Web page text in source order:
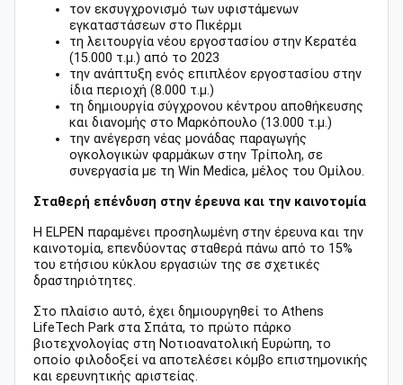
τον εκσυγχρονισμό των υφιστάμενων
εγκαταστάσεων στο Πικέρμι
τη λειτουργία νέου εργοστασίου στην Κερατέα
(15.000 τ.μ.) από το 2023
την ανάπτυξη ενός επιπλέον εργοστασίου στην
ίδια περιοχή (8.000 τ.μ.)
τη δημιουργία σύγχρονου κέντρου αποθήκευσης
και διανομής στο Μαρκόπουλο (13.000 τ.μ.)
την ανέγερση νέας μονάδας παραγωγής
ογκολογικών φαρμάκων στην Τρίπολη, σε
συνεργασία με τη Win Medica, μέλος του Ομίλου.
Σταθερή επένδυση στην έρευνα και την καινοτομία
Η ELPEN παραμένει προσηλωμένη στην έρευνα και την
καινοτομία, επενδύοντας σταθερά πάνω από το 15%
του ετήσιου κύκλου εργασιών της σε σχετικές
δραστηριότητες.
Στο πλαίσιο αυτό, έχει δημιουργηθεί το Athens
LifeTech Park στα Σπάτα, το πρώτο πάρκο
βιοτεχνολογίας στη Νοτιοανατολική Ευρώπη, το
οποίο φιλοδοξεί να αποτελέσει κόμβο επιστημονικής
και ερευνητικής αριστείας.